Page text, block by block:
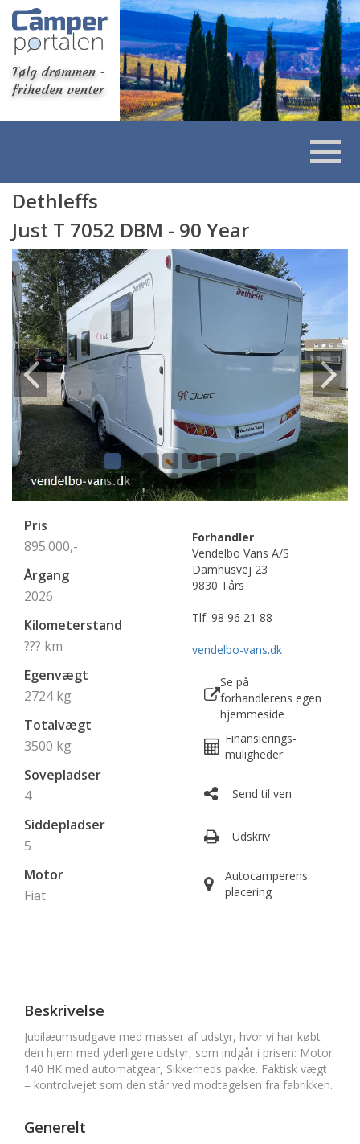
Følg drømmen -
friheden venter
Dethleffs
Just T 7052 DBM - 90 Year
Pris
895.000,-
Årgang
2026
Kilometerstand
??? km
Egenvægt
2724 kg
Totalvægt
3500 kg
Sovepladser
4
Siddepladser
5
Motor
Fiat
Forhandler
Vendelbo Vans A/S
Damhusvej 23
9830 Tårs
Tlf. 98 96 21 88
vendelbo-vans.dk
Se på
forhandlerens egen
hjemmeside
Finansierings-
muligheder
Send til ven
Udskriv
Autocamperens
placering
Beskrivelse
Jubilæumsudgave med masser af udstyr, hvor vi har købt
den hjem med yderligere udstyr, som indgår i prisen: Motor
140 HK med automatgear, Sikkerheds pakke. Faktisk vægt
= kontrolvejet som den står ved modtagelsen fra fabrikken.
Generelt